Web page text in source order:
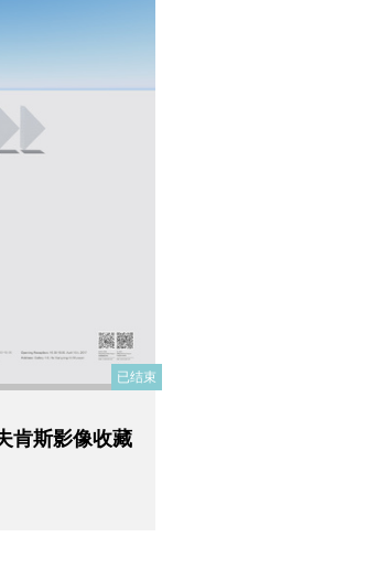
已结束
肯斯影像收藏